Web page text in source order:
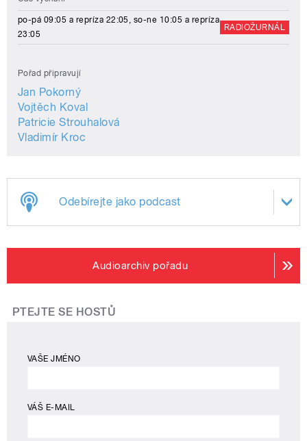
po-pá 09:05 a repríza 22:05, so-ne 10:05 a repríza
23:05
RADIOŽURNÁL
Pořad připravují
Jan Pokorný
Vojtěch Koval
Patricie Strouhalová
Vladimír Kroc
Odebírejte jako podcast
Audioarchiv pořadu
PTEJTE SE HOSTŮ
VAŠE JMÉNO
VÁŠ E-MAIL